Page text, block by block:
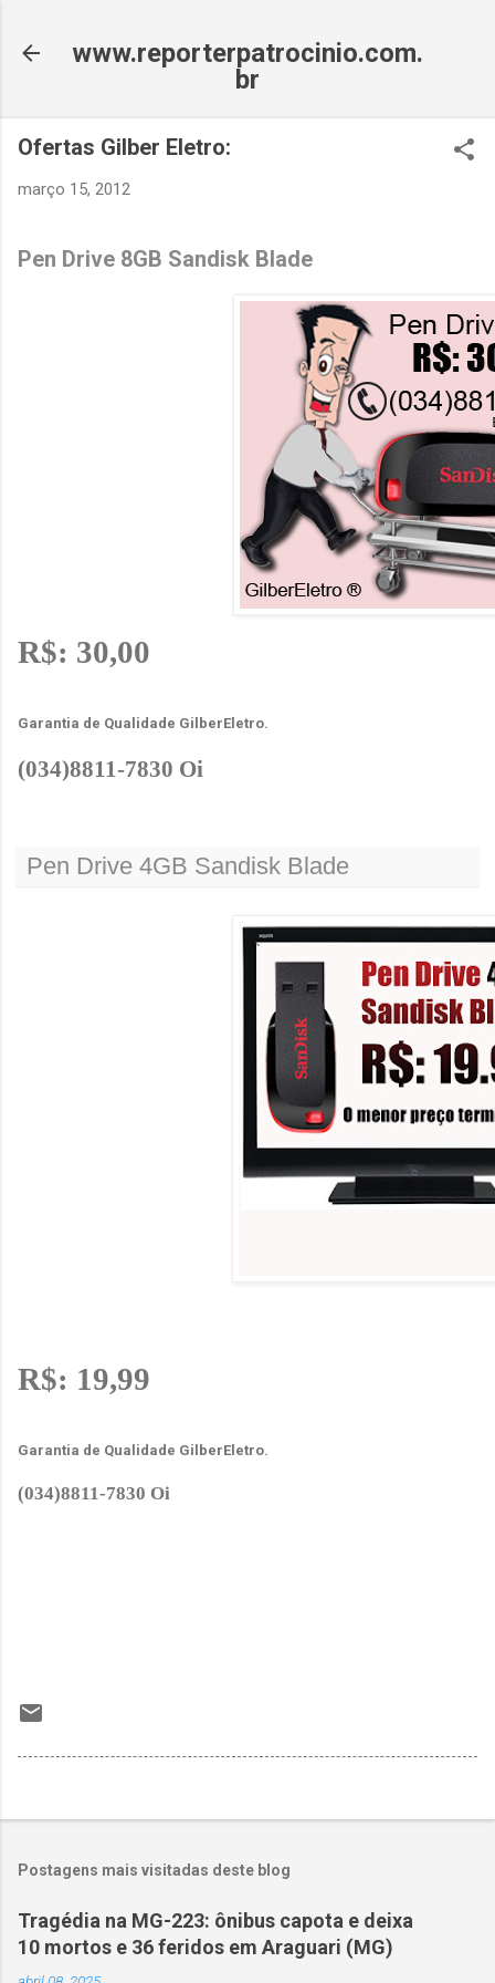
www.reporterpatrocinio.com.
br
Ofertas Gilber Eletro:
março 15, 2012
Pen Drive 8GB Sandisk Blade
R$: 30,00
Garantia de Qualidade GilberEletro.
(034)8811-7830 Oi
Pen Drive 4GB Sandisk Blade
R$: 19,99
Garantia de Qualidade GilberEletro.
(034)8811-7830 Oi
Postagens mais visitadas deste blog
Tragédia na MG-223: ônibus capota e deixa
10 mortos e 36 feridos em Araguari (MG)